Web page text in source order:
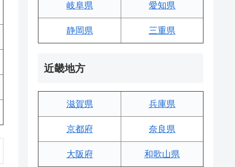
岐阜県 愛知県
静岡県 三重県
近畿地方
滋賀県 兵庫県
京都府 奈良県
大阪府 和歌山県